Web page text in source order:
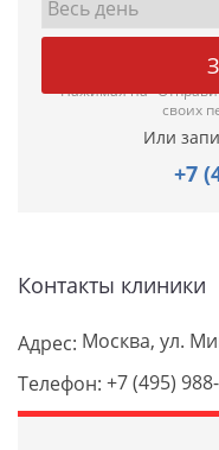
Нажимая на
своих
Или
+7
Контакты клиники
Адрес: Москва, ул.
Телефон: +7 (495)